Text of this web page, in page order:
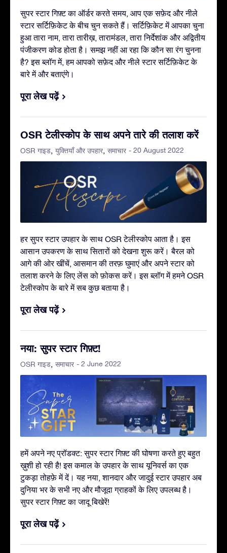
सुपर स्टार गिफ़्ट का ऑर्डर करते समय, आप एक सफ़ेद और नीले
स्टार सर्टिफ़िकेट के बीच चुन सकते हैं। सर्टिफ़िकेट में आपका चुना
हुआ तारा नाम, तारा तारीख़, तारामंडल, तारा निर्देशांक और अद्वितीय
पंजीकरण कोड होता है। समझ नहीं आ रहा कि कौन सा रंग चुनना
है? इस ब्लॉग में, हम आपको सफ़ेद और नीले स्टार सर्टिफ़िकेट के
बारे में और बताएंगे।
पूरा लेख पढ़ें
OSR टेलीस्कोप के साथ अपने तारे की तलाश करें
OSR गाइड युक्तियाँ और उपहार समाचार - 20 August 2022
हर सुपर स्टार उपहार के साथ OSR टेलीस्कोप आता है। इस
आसान उपकरण के साथ सितारों को देखना शुरू करें। बैरल को
आगे की ओर खींचें, आसमान की तरफ़ घुमाएं और अपने स्टार को
तलाश करने के लिए लेंस को फ़ोकस करें। इस ब्लॉग में हमने OSR
टेलीस्कोप के बारे में सब कुछ बताया है।
पूरा लेख पढ़ें
नया: सुपर स्टार गिफ़्ट!
OSR गाइड समाचार - 2 June 2022
हमें अपने नए प्रॉडक्ट: सुपर स्टार गिफ़्ट की घोषणा करते हुए बहुत
ख़ुशी हो रही है! इस कमाल के उपहार के साथ यूनिवर्स का एक
टुकड़ा तोहफ़े में दें। यह नया, शानदार और जादुई स्टार उपहार अब
दुनिया भर के सभी नए और मौजूदा ग्राहकों के लिए उपलब्ध है।
सुपर स्टार गिफ़्ट का जादू बिखेरें!
पूरा लेख पढ़ें